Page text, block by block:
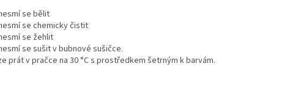
se bělit
se chemicky čistit
se žehlit
se sušit v bubnové sušičce.
prát v pračce na 30 °C s prostředkem šetrným k barvám.